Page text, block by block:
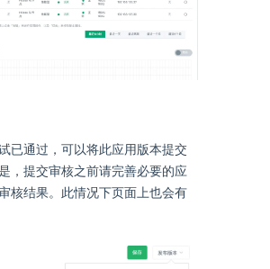
已通过，可以将此应用版本提交
，提交审核之前请完善必要的应
核结果。此情况下页面上也会有